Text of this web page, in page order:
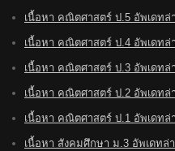
เนื้อหา คณิตศาสตร์ ป.5 อัพเดทล่
เนื้อหา คณิตศาสตร์ ป.4 อัพเดทล่
เนื้อหา คณิตศาสตร์ ป.3 อัพเดทล่
เนื้อหา คณิตศาสตร์ ป.2 อัพเดทล่
เนื้อหา คณิตศาสตร์ ป.1 อัพเดทล่
เนื้อหา สังคมศึกษา ม.3 อัพเดทล่